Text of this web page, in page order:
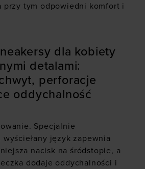
przy tym odpowiedni komfort i
dla kobiety
detalami:
perforacje
oddychalność
Specjalnie
język zapewnia
nacisk na śródstopie, a
dodaje oddychalności i